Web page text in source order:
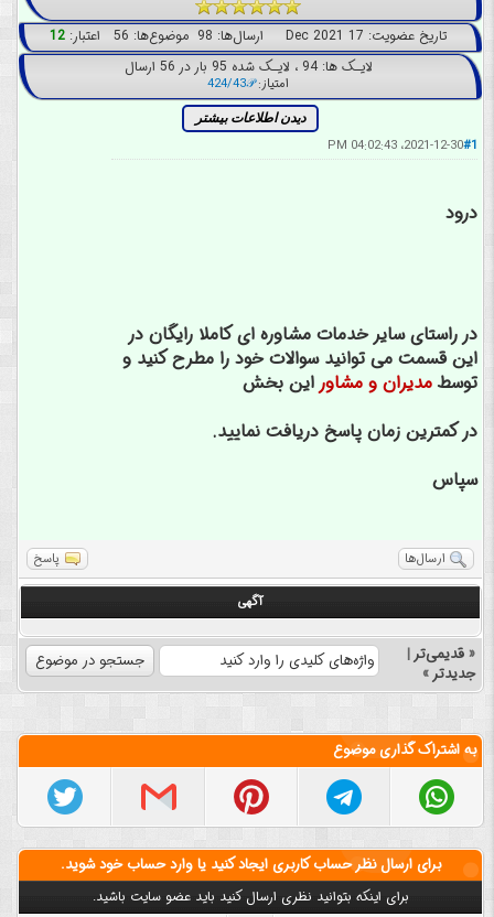
تاریخ عضویت: 17 Dec 2021 ارسال‌ها: 98 موضوع‌ها: 56 اعتبار: 12
لایـک ها: 94 ، لایـک شده 95 بار در 56 ارسال
امتیاز:424/43𝒫
#12021-12-30، 04:02:43 PM
درود
در راستای سایر خدمات مشاوره ای کاملا رایگان در
این قسمت می توانید سوالات خود را مطرح کنید و
توسطمدیران و مشاوراین بخش
در کمترین زمان پاسخ دریافت نمایید.
سپاس
ارسال‌ها پاسخ
آگهی
«قدیمی‌تر|
جدیدتر»
به اشتراک گذاری موضوع
برای ارسال نظر حساب کاربری ایجاد کنید یا وارد حساب خود شوید.
برای اینکه بتوانید نظری ارسال کنید باید عضو سایت باشید.